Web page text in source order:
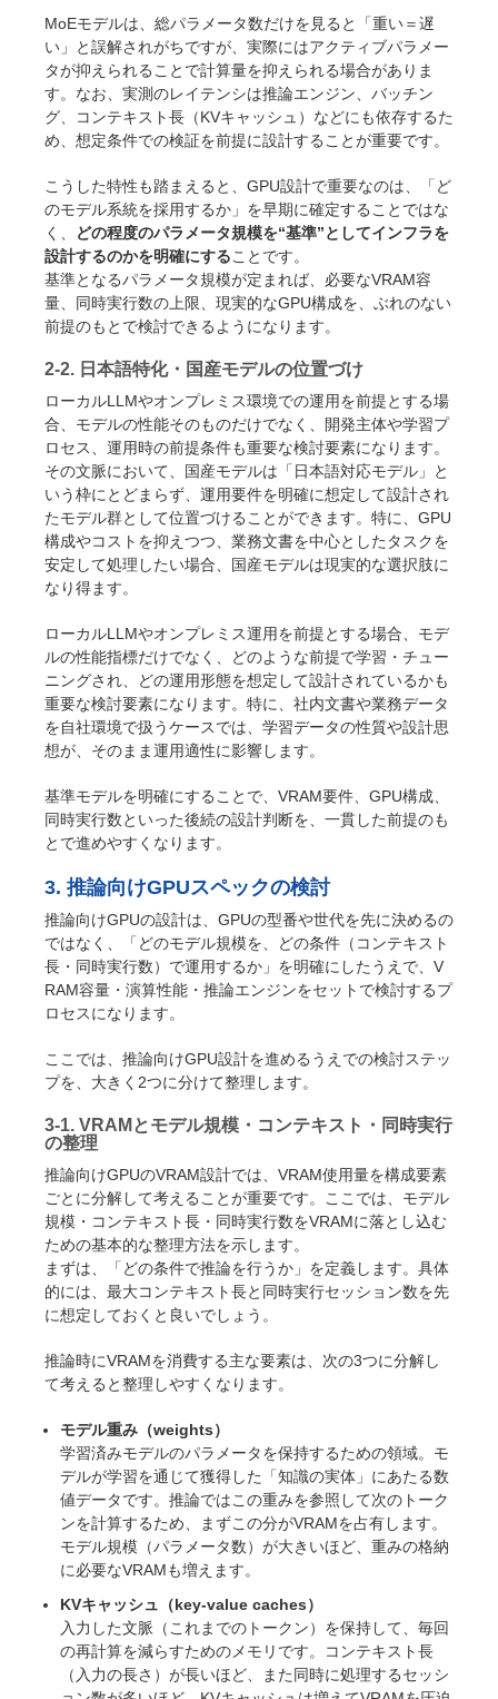
MoEモデルは、総パラメータ数だけを見ると「重い＝遅
い」と誤解されがちですが、実際にはアクティブパラメー
タが抑えられることで計算量を抑えられる場合がありま
す。なお、実測のレイテンシは推論エンジン、バッチン
グ、コンテキスト長（KVキャッシュ）などにも依存するた
め、想定条件での検証を前提に設計することが重要です。
こうした特性も踏まえると、GPU設計で重要なのは、「ど
のモデル系統を採用するか」を早期に確定することではな
く、
どの程度のパラメータ規模を“基準”としてインフラを
設計するのかを明確にすることです。
基準となるパラメータ規模が定まれば、必要なVRAM容
量、同時実行数の上限、現実的なGPU構成を、ぶれのない
前提のもとで検討できるようになります。
2-2. 日本語特化・国産モデルの位置づけ
ローカルLLMやオンプレミス環境での運用を前提とする場
合、モデルの性能そのものだけでなく、開発主体や学習プ
ロセス、運用時の前提条件も重要な検討要素になります。
その文脈において、国産モデルは「日本語対応モデル」と
いう枠にとどまらず、運用要件を明確に想定して設計され
たモデル群として位置づけることができます。特に、GPU
構成やコストを抑えつつ、業務文書を中心としたタスクを
安定して処理したい場合、国産モデルは現実的な選択肢に
なり得ます。
ローカルLLMやオンプレミス運用を前提とする場合、モデ
ルの性能指標だけでなく、どのような前提で学習・チュー
ニングされ、どの運用形態を想定して設計されているかも
重要な検討要素になります。特に、社内文書や業務データ
を自社環境で扱うケースでは、学習データの性質や設計思
想が、そのまま運用適性に影響します。
基準モデルを明確にすることで、VRAM要件、GPU構成、
同時実行数といった後続の設計判断を、一貫した前提のも
とで進めやすくなります。
3. 推論向けGPUスペックの検討
推論向けGPUの設計は、GPUの型番や世代を先に決めるの
ではなく、「どのモデル規模を、どの条件（コンテキスト
長・同時実行数）で運用するか」を明確にしたうえで、V
RAM容量・演算性能・推論エンジンをセットで検討するプ
ロセスになります。
ここでは、推論向けGPU設計を進めるうえでの検討ステッ
プを、大きく2つに分けて整理します。
3-1. VRAMとモデル規模・コンテキスト・同時実行
の整理
推論向けGPUのVRAM設計では、VRAM使用量を構成要素
ごとに分解して考えることが重要です。ここでは、モデル
規模・コンテキスト長・同時実行数をVRAMに落とし込む
ための基本的な整理方法を示します。
まずは、「どの条件で推論を行うか」を定義します。具体
的には、最大コンテキスト長と同時実行セッション数を先
に想定しておくと良いでしょう。
推論時にVRAMを消費する主な要素は、次の3つに分解し
て考えると整理しやすくなります。
モデル重み（weights）
学習済みモデルのパラメータを保持するための領域。モ
デルが学習を通じて獲得した「知識の実体」にあたる数
値データです。推論ではこの重みを参照して次のトーク
ンを計算するため、まずこの分がVRAMを占有します。
モデル規模（パラメータ数）が大きいほど、重みの格納
に必要なVRAMも増えます。
KVキャッシュ（key-value caches）
入力した文脈（これまでのトークン）を保持して、毎回
の再計算を減らすためのメモリです。コンテキスト長
（入力の長さ）が長いほど、また同時に処理するセッシ